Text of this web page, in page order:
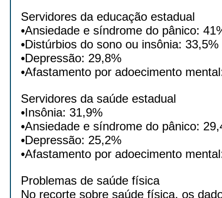
Servidores da educação estadual
•Ansiedade e síndrome do pânico:
•Distúrbios do sono ou insônia: 33,5%
•Depressão: 29,8%
•Afastamento por adoecimento
Servidores da saúde estadual
•Insônia: 31,9%
•Ansiedade e síndrome do pânico:
•Depressão: 25,2%
•Afastamento por adoecimento
Problemas de saúde física
No recorte sobre saúde física, os